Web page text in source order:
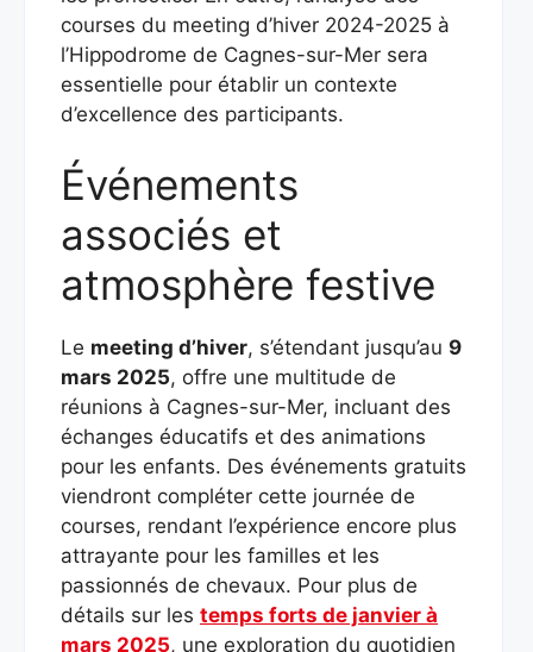
courses du meeting d’hiver 2024-2025 à
l’Hippodrome de Cagnes-sur-Mer sera
essentielle pour établir un contexte
d’excellence des participants.
Événements
associés et
atmosphère festive
Le meeting d’hiver, s’étendant jusqu’au 9
mars 2025, offre une multitude de
réunions à Cagnes-sur-Mer, incluant des
échanges éducatifs et des animations
pour les enfants. Des événements gratuits
viendront compléter cette journée de
courses, rendant l’expérience encore plus
attrayante pour les familles et les
passionnés de chevaux. Pour plus de
détails sur les temps forts de janvier à
mars 2025, une exploration du quotidien